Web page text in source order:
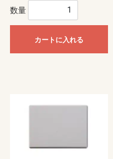
数量
カートに入れる